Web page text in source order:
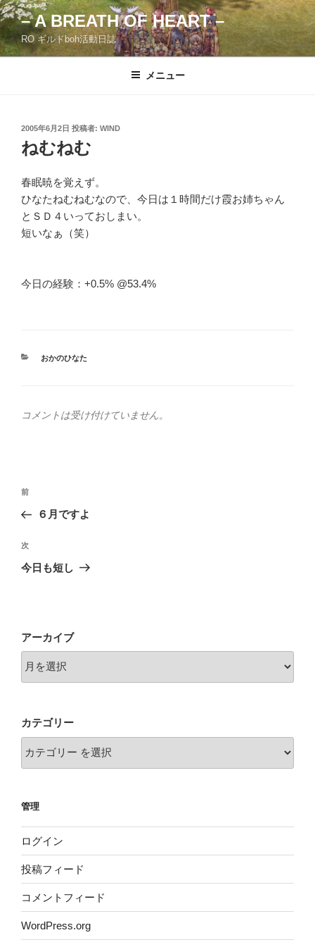
コ
ン
テ
ン
– A BREATH OF HEART –
RO ギルドboh活動日誌
メニュー
投
稿
日:
2005年6月2日 投稿者: WIND
ねむねむ
春眠暁を覚えず。
ひなたねむねむなので、今日は１時間だけ霞お姉ちゃん
とＳＤ４いっておしまい。
短いなぁ（笑）
今日の経験：+0.5% @53.4%
カ
おかのひなた
コメントは受け付けていません。
投
ナ
ビ
ゲ
ン
前
の
稿
前
６月ですよ
次
の
次
今日も短し
アーカイブ
カテゴリー
管理
ログイン
投稿フィード
コメントフィード
WordPress.org